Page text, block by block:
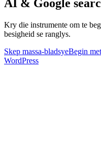
AI & Google
Kry die instrumente om te
besigheid se ranglys.
Skep massa-bladsyeBegin
WordPress